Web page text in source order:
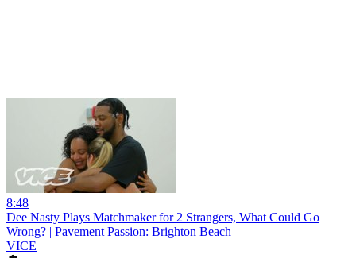
8:48
Dee Nasty Plays Matchmaker for 2 Strangers, What Could Go
Wrong? | Pavement Passion: Brighton Beach
VICE